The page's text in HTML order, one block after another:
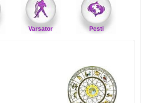
Varsator Pesti